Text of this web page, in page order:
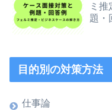
ミ
題・
目的別の対策方法
仕事論